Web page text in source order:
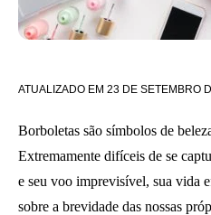
ATUALIZADO EM 23 DE SETEMBRO
Borboletas são símbolos de
Extremamente difíceis de se
e seu voo imprevisível, sua vida
sobre a brevidade das nossas